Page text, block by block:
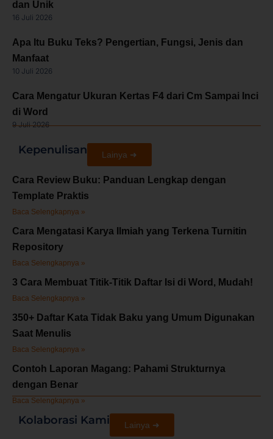
dan Unik
16 Juli 2026
Apa Itu Buku Teks? Pengertian, Fungsi, Jenis dan
Manfaat
10 Juli 2026
Cara Mengatur Ukuran Kertas F4 dari Cm Sampai Inci
di Word
9 Juli 2026
Kepenulisan Lainya ➜
Cara Review Buku: Panduan Lengkap dengan
Template Praktis
Baca Selengkapnya »
Cara Mengatasi Karya Ilmiah yang Terkena Turnitin
Repository
Baca Selengkapnya »
3 Cara Membuat Titik-Titik Daftar Isi di Word, Mudah!
Baca Selengkapnya »
350+ Daftar Kata Tidak Baku yang Umum Digunakan
Saat Menulis
Baca Selengkapnya »
Contoh Laporan Magang: Pahami Strukturnya
dengan Benar
Baca Selengkapnya »
Kolaborasi Kami Lainya ➜